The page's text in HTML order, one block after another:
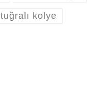
tuğralı kolye